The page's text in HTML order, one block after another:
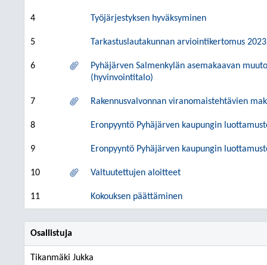
4 Työjärjestyksen hyväksyminen
5 Tarkastuslautakunnan arviointikertomus
6
Pyhäjärven Salmenkylän asemakaavan
(hyvinvointitalo)
7 Rakennusvalvonnan viranomaistehtävien
8 Eronpyyntö Pyhäjärven kaupungin
9 Eronpyyntö Pyhäjärven kaupungin
10 Valtuutettujen aloitteet
11 Kokouksen päättäminen
Osallistuja
Tikanmäki Jukka